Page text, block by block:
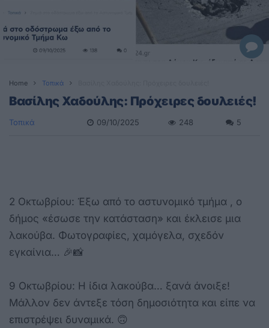
Home Τοπικά
Βασίλης Χαδούλης: Πρόχειρες δουλειές!
Τοπικά 09/10/2025 248 5
2 Οκτωβρίου: Έξω από το αστυνομικό τμήμα , ο
δήμος «έσωσε την κατάσταση» και έκλεισε μια
λακούβα. Φωτογραφίες, χαμόγελα, σχεδόν
εγκαίνια… 🎉📸
9 Οκτωβρίου: Η ίδια λακούβα… ξανά άνοιξε!
Μάλλον δεν άντεξε τόση δημοσιότητα και είπε να
επιστρέψει δυναμικά. 🙃